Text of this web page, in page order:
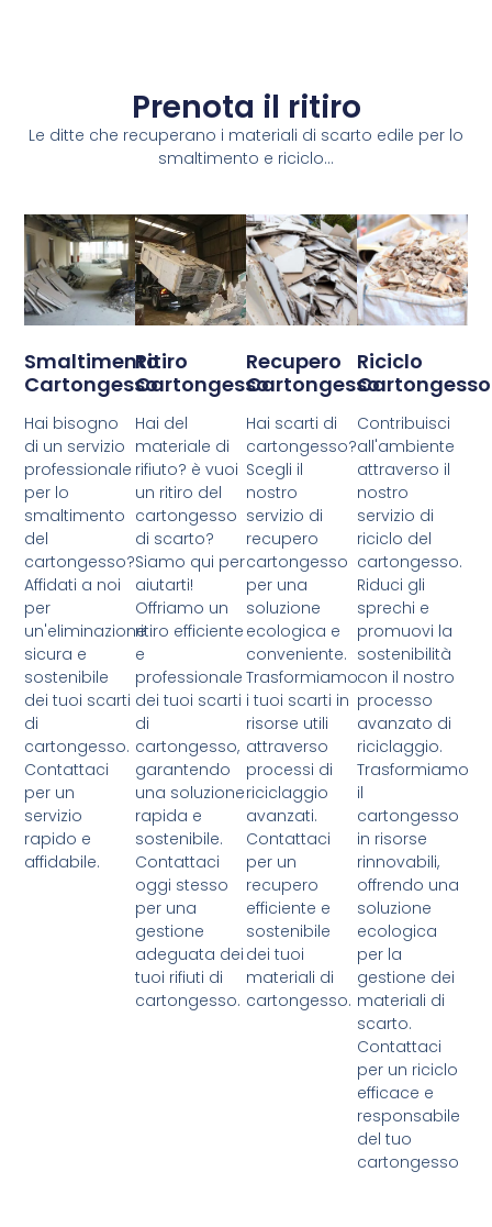
Prenota il ritiro
Le ditte che recuperano i materiali di scarto edile per lo
smaltimento e riciclo...
Smaltimento
Cartongesso
Hai bisogno
di un servizio
professionale
per lo
smaltimento
del
cartongesso?
Affidati a noi
per
un'eliminazione
sicura e
sostenibile
dei tuoi scarti
di
cartongesso.
Contattaci
per un
servizio
rapido e
affidabile.
Ritiro
Cartongesso
Hai del
materiale di
rifiuto? è vuoi
un ritiro del
cartongesso
di scarto?
Siamo qui per
aiutarti!
Offriamo un
ritiro efficiente
e
professionale
dei tuoi scarti
di
cartongesso,
garantendo
una soluzione
rapida e
sostenibile.
Contattaci
oggi stesso
per una
gestione
adeguata dei
tuoi rifiuti di
cartongesso.
Recupero
Cartongesso
Hai scarti di
cartongesso?
Scegli il
nostro
servizio di
recupero
cartongesso
per una
soluzione
ecologica e
conveniente.
Trasformiamo
i tuoi scarti in
risorse utili
attraverso
processi di
riciclaggio
avanzati.
Contattaci
per un
recupero
efficiente e
sostenibile
dei tuoi
materiali di
cartongesso.
Riciclo
Cartongesso
Contribuisci
all'ambiente
attraverso il
nostro
servizio di
riciclo del
cartongesso.
Riduci gli
sprechi e
promuovi la
sostenibilità
con il nostro
processo
avanzato di
riciclaggio.
Trasformiamo
il
cartongesso
in risorse
rinnovabili,
offrendo una
soluzione
ecologica
per la
gestione dei
materiali di
scarto.
Contattaci
per un riciclo
efficace e
responsabile
del tuo
cartongesso